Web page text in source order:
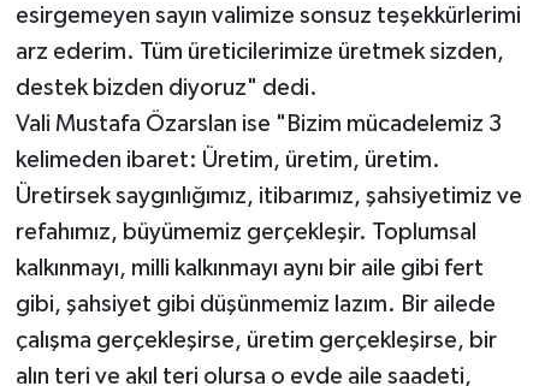
esirgemeyen sayın valimize sonsuz teşekkürlerimi
arz ederim. Tüm üreticilerimize üretmek sizden,
destek bizden diyoruz" dedi.
Vali Mustafa Özarslan ise "Bizim mücadelemiz 3
kelimeden ibaret: Üretim, üretim, üretim.
Üretirsek saygınlığımız, itibarımız, şahsiyetimiz ve
refahımız, büyümemiz gerçekleşir. Toplumsal
kalkınmayı, milli kalkınmayı aynı bir aile gibi fert
gibi, şahsiyet gibi düşünmemiz lazım. Bir ailede
çalışma gerçekleşirse, üretim gerçekleşirse, bir
alın teri ve akıl teri olursa o evde aile saadeti,